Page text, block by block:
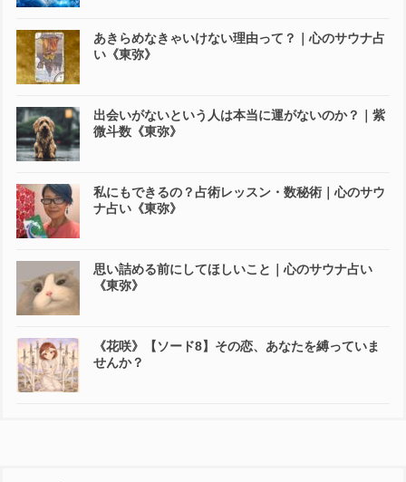
あきらめなきゃいけない理由って？｜心のサウナ占
い《東弥》
出会いがないという人は本当に運がないのか？｜紫
微斗数《東弥》
私にもできるの？占術レッスン・数秘術｜心のサウ
ナ占い《東弥》
思い詰める前にしてほしいこと｜心のサウナ占い
《東弥》
《花咲》【ソード8】その恋、あなたを縛っていま
せんか？